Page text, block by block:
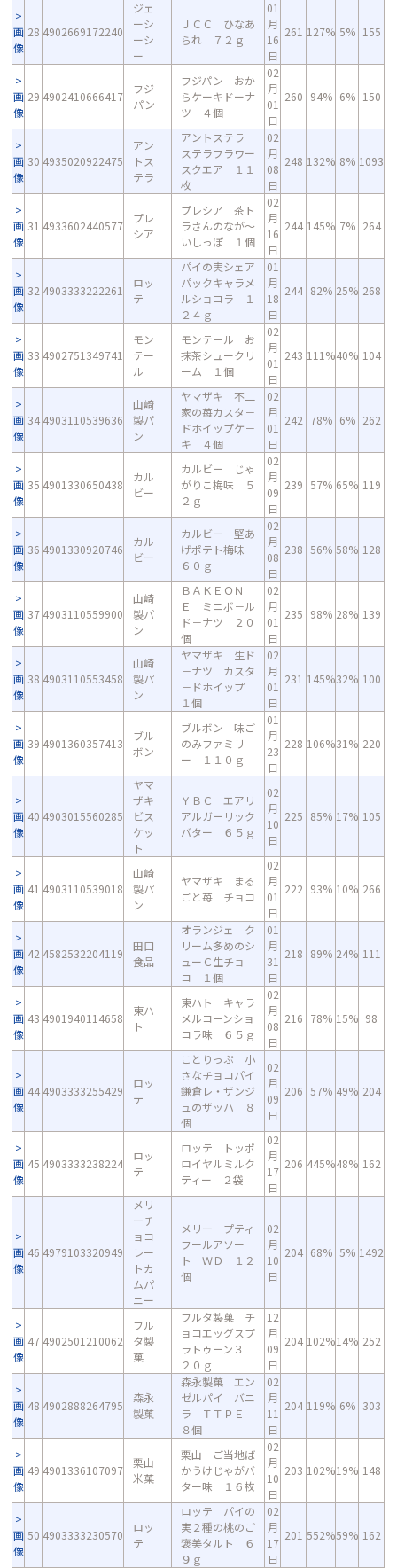
画
像
28 4902669172240
ジェ
ーシ
ーシ
ー
ＪＣＣ ひなあ
られ ７２ｇ
01
月
16
日
261 127% 5% 155
画
像
29 4902410666417
フジ
パン
フジパン おか
らケーキドーナ
ツ ４個
02
月
01
日
260 94% 6% 150
画
像
30 4935020922475
アン
トス
テラ
アントステラ
ステラフラワー
スクエア １１
枚
02
月
08
日
248 132% 8% 1093
画
像
31 4933602440577
プレ
シア
プレシア 茶ト
ラさんのなが～
いしっぽ １個
02
月
16
日
244 145% 7% 264
画
像
32 4903333222261
ロッ
テ
パイの実シェア
パックキャラメ
ルショコラ １
２４ｇ
01
月
18
日
244 82% 25% 268
画
像
33 4902751349741
モン
テー
ル
モンテール お
抹茶シュークリ
ーム １個
02
月
01
日
243 111%40% 104
画
像
34 4903110539636
山崎
製パ
ン
ヤマザキ 不二
家の苺カスタ－
ドホイップケ－
キ ４個
02
月
01
日
242 78% 6% 262
画
像
35 4901330650438
カル
ビー
カルビー じゃ
がりこ梅味 ５
２ｇ
02
月
09
日
239 57% 65% 119
画
像
36 4901330920746
カル
ビー
カルビー 堅あ
げポテト梅味
６０ｇ
02
月
08
日
238 56% 58% 128
画
像
37 4903110559900
山崎
製パ
ン
ＢＡＫＥＯＮ
Ｅ ミニボ－ル
ド－ナツ ２０
個
02
月
01
日
235 98% 28% 139
画
像
38 4903110553458
山崎
製パ
ン
ヤマザキ 生ド
－ナツ カスタ
－ドホイップ
１個
02
月
01
日
231 145%32% 100
画
像
39 4901360357413
ブル
ボン
ブルボン 味ご
のみファミリ
ー １１０ｇ
01
月
23
日
228 106%31% 220
画
像
40 4903015560285
ヤマ
ザキ
ビス
ケッ
ト
ＹＢＣ エアリ
アルガーリック
バター ６５ｇ
02
月
10
日
225 85% 17% 105
画
像
41 4903110539018
山崎
製パ
ン
ヤマザキ まる
ごと苺 チョコ
02
月
01
日
222 93% 10% 266
画
像
42 4582532204119
田口
食品
オランジェ ク
リーム多めのシ
ューＣ生チョ
コ １個
01
月
31
日
218 89% 24% 111
画
像
43 4901940114658
東ハ
ト
東ハト キャラ
メルコーンショ
コラ味 ６５ｇ
02
月
08
日
216 78% 15% 98
画
像
44 4903333255429
ロッ
テ
ことりっぷ 小
さなチョコパイ
鎌倉レ・ザンジ
ュのザッハ ８
個
02
月
09
日
206 57% 49% 204
画
像
45 4903333238224
ロッ
テ
ロッテ トッポ
ロイヤルミルク
ティー ２袋
02
月
17
日
206 445%48% 162
画
像
46 4979103320949
メリ
ーチ
ョコ
レー
トカ
ムパ
ニー
メリー プティ
フールアソー
ト ＷＤ １２
個
02
月
10
日
204 68% 5% 1492
画
像
47 4902501210062
フル
タ製
菓
フルタ製菓 チ
ョコエッグスプ
ラトゥーン３
２０ｇ
12
月
09
日
204 102%14% 252
画
像
48 4902888264795
森永
製菓
森永製菓 エン
ゼルパイ バニ
ラ ＴＴＰＥ
８個
02
月
11
日
204 119% 6% 303
画
像
49 4901336107097
栗山
米菓
栗山 ご当地ば
かうけじゃがバ
ター味 １６枚
02
月
10
日
203 102%19% 148
画
像
50 4903333230570
ロッ
テ
ロッテ パイの
実２種の桃のご
褒美タルト ６
９ｇ
02
月
17
日
201 552%59% 162